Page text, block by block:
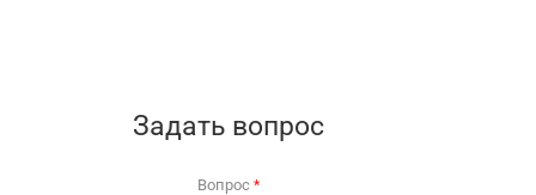
Задать вопрос
Вопрос *